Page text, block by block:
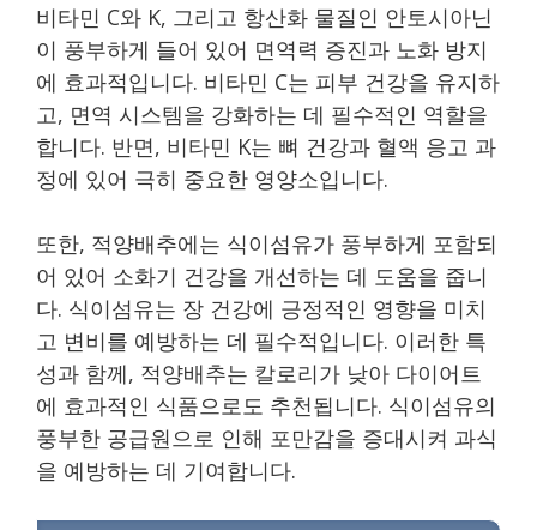
비타민 C와 K, 그리고 항산화 물질인 안토시아닌
이 풍부하게 들어 있어 면역력 증진과 노화 방지
에 효과적입니다. 비타민 C는 피부 건강을 유지하
고, 면역 시스템을 강화하는 데 필수적인 역할을
합니다. 반면, 비타민 K는 뼈 건강과 혈액 응고 과
정에 있어 극히 중요한 영양소입니다.
또한, 적양배추에는 식이섬유가 풍부하게 포함되
어 있어 소화기 건강을 개선하는 데 도움을 줍니
다. 식이섬유는 장 건강에 긍정적인 영향을 미치
고 변비를 예방하는 데 필수적입니다. 이러한 특
성과 함께, 적양배추는 칼로리가 낮아 다이어트
에 효과적인 식품으로도 추천됩니다. 식이섬유의
풍부한 공급원으로 인해 포만감을 증대시켜 과식
을 예방하는 데 기여합니다.